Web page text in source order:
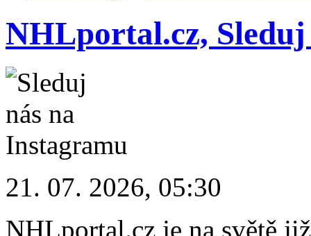
NHLportal.cz,
21. 07. 2026, 05:30
NHLportal.cz je na světě